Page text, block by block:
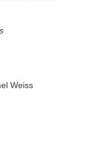
Weiss